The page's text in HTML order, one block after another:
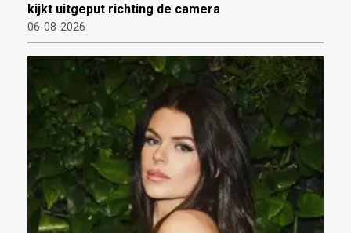
kijkt uitgeput richting de camera
06-08-2026